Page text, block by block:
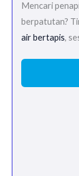
Mencari
berpatutan?
air bertapis,